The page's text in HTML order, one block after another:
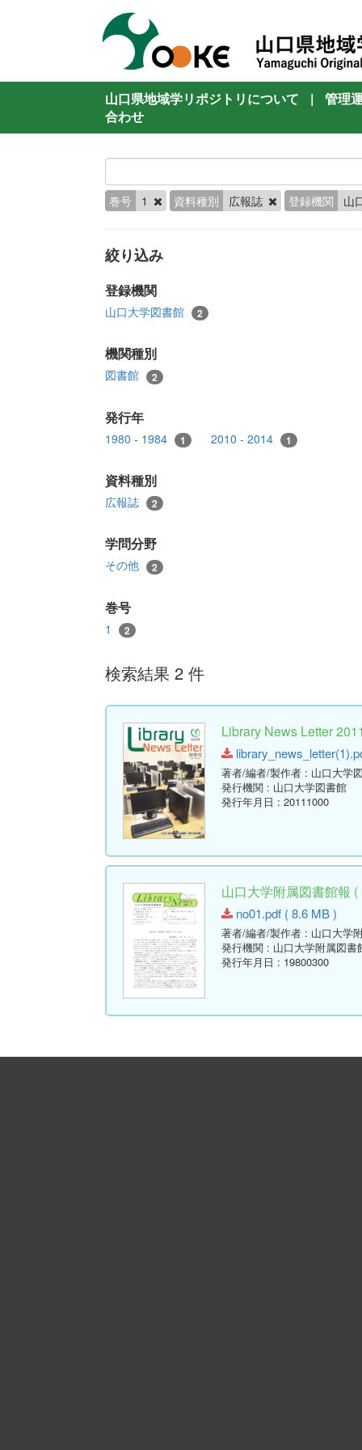
山口県地域学リポジトリについて |
管理
合わせ
巻号 1 資料種別 広報誌 登録機関 山
絞り込み
登録機関
山口大学図書館 2
機関種別
図書館 2
発行年
1980 - 1984 1 2010 - 2014 1
資料種別
広報誌 2
学問分野
その他 2
巻号
1 2
検索結果 2 件
Library News Letter
著者/編者/製作者 : 山口大学
発行機関 : 山口大学図書館
発行年月日 : 20111000
山口大学附属図書館報
no01.pdf ( 8.6 MB )
著者/編者/製作者 : 山口大学
発行機関 : 山口大学附属図書
発行年月日 : 19800300